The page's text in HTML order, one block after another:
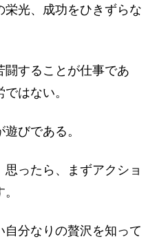
栄光、成功をひきずらな
闘することが仕事であ
はない。
びである。
ったら、まずアクショ
自分なりの贅沢を知って